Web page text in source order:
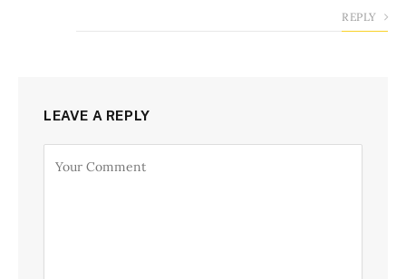
REPLY
LEAVE A REPLY